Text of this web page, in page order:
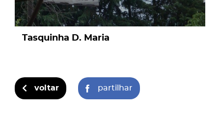
Tasquinha D. Maria
voltar partilhar